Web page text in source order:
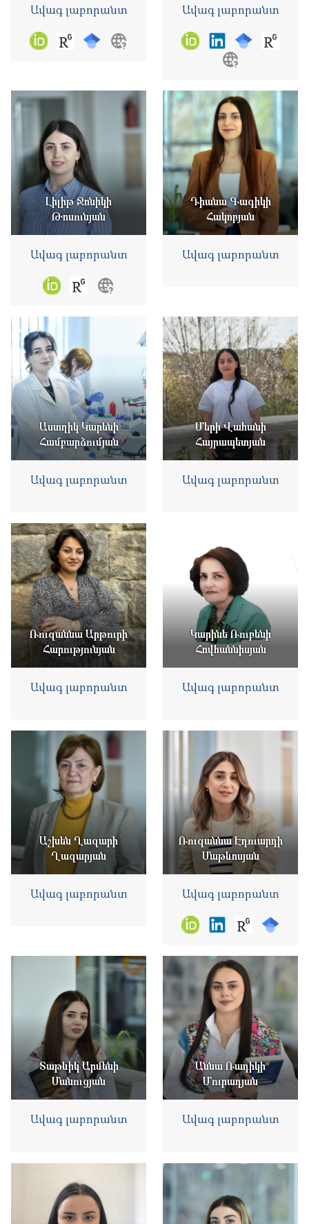
Ավագ լաբորանտ Ավագ լաբորանտ
Լիլիթ Ջոնիկի
Թոսունյան
Ավագ լաբորանտ
Դիանա Գագիկի
Հակոբյան
Ավագ լաբորանտ
Աստղիկ Կարենի
Համբարձումյան
Ավագ լաբորանտ
Մերի Վահանի
Հայրապետյան
Ավագ լաբորանտ
Ռուզաննա Արթուրի
Հարությունյան
Ավագ լաբորանտ
Կարինե Ռուբենի
Հովհաննիսյան
Ավագ լաբորանտ
Աշխեն Ղազարի
Ղազարյան
Ավագ լաբորանտ
Ռուզաննա Էդուարդի
Մաթևոսյան
Ավագ լաբորանտ
Տաթևիկ Արմենի
Մանուցյան
Ավագ լաբորանտ
Աննա Ռադիկի
Մուրադյան
Ավագ լաբորանտ